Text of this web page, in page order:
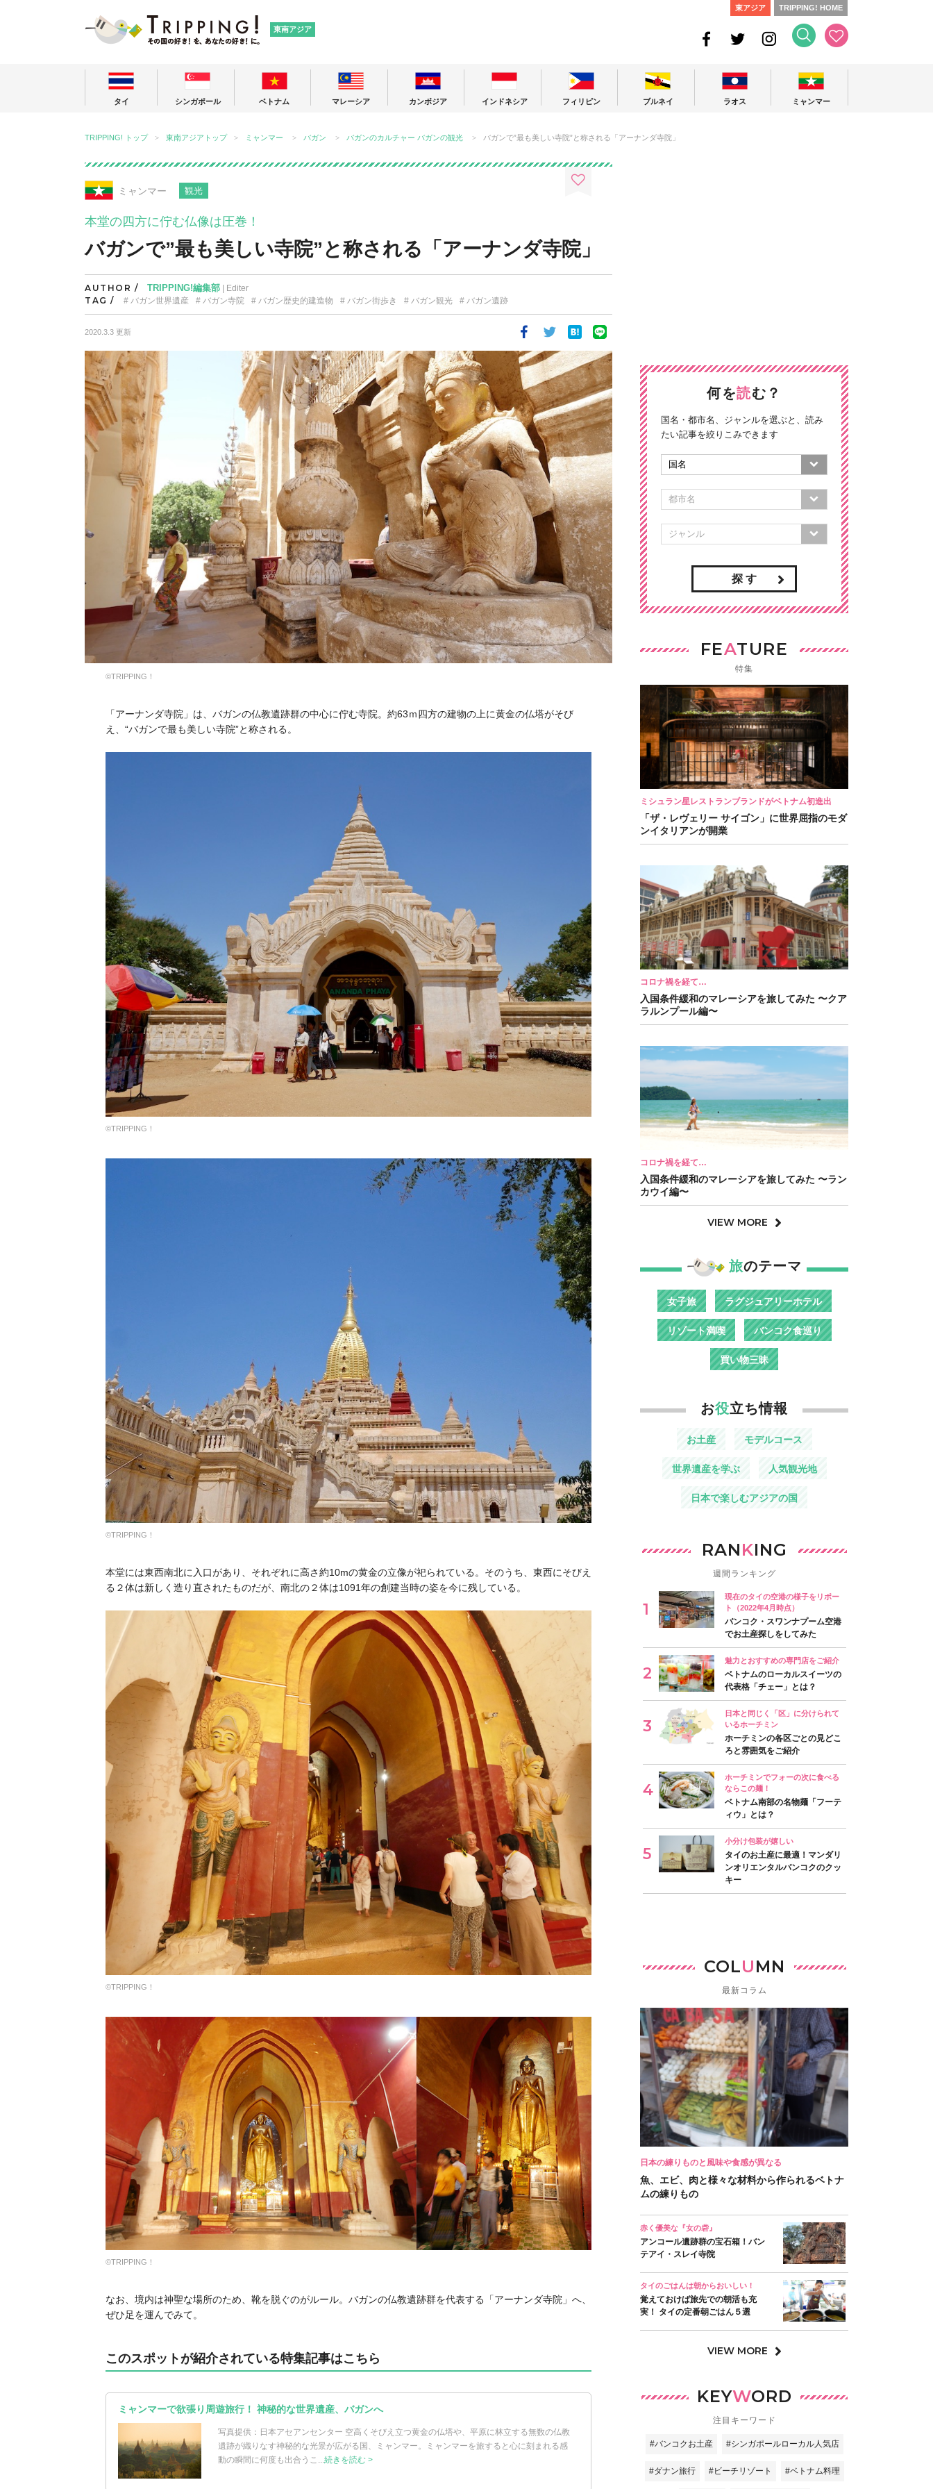
東南アジア
東アジア TRIPPING! HOME
タイ シンガポール ベトナム マレーシア カンボジア インドネシア フィリピン ブルネイ ラオス ミャンマー
TRIPPING! トップ 東南アジアトップ ミャンマー バガン バガンのカルチャー バガンの観光 バガンで”最も美しい寺院”と称される「アーナンダ寺院」
ミャンマー 観光
本堂の四方に佇む仏像は圧巻！
バガンで”最も美しい寺院”と称される「アーナンダ寺院」
AUTHOR / TRIPPING!編集部 | Editer
TAG / バガン世界遺産 バガン寺院 バガン歴史的建造物 バガン街歩き バガン観光 バガン遺跡
2020.3.3 更新
©︎TRIPPING！
「アーナンダ寺院」は、バガンの仏教遺跡群の中心に佇む寺院。約63ｍ四方の建物の上に黄金の仏塔がそび
え、“バガンで最も美しい寺院”と称される。
©︎TRIPPING！
©︎TRIPPING！
本堂には東西南北に入口があり、それぞれに高さ約10mの黄金の立像が祀られている。そのうち、東西にそびえ
る２体は新しく造り直されたものだが、南北の２体は1091年の創建当時の姿を今に残している。
©︎TRIPPING！
©︎TRIPPING！
なお、境内は神聖な場所のため、靴を脱ぐのがルール。バガンの仏教遺跡群を代表する「アーナンダ寺院」へ、
ぜひ足を運んでみて。
このスポットが紹介されている特集記事はこちら
ミャンマーで欲張り周遊旅行！ 神秘的な世界遺産、バガンへ
写真提供：日本アセアンセンター 空高くそびえ立つ黄金の仏塔や、平原に林立する無数の仏教
遺跡が織りなす神秘的な光景が広がる国、ミャンマー。ミャンマーを旅すると心に刻まれる感
動の瞬間に何度も出合うこ...続きを読む >
何を読む？
国名・都市名、ジャンルを選ぶと、読み
たい記事を絞りこみできます
探 す
FEATURE
特集
ミシュラン星レストランブランドがベトナム初進出
「ザ・レヴェリー サイゴン」に世界屈指のモダ
ンイタリアンが開業
コロナ禍を経て…
入国条件緩和のマレーシアを旅してみた 〜クア
ラルンプール編〜
コロナ禍を経て…
入国条件緩和のマレーシアを旅してみた 〜ラン
カウイ編〜
VIEW MORE
旅のテーマ
女子旅 ラグジュアリーホテル
リゾート満喫 バンコク食巡り
買い物三昧
お役立ち情報
お土産 モデルコース
世界遺産を学ぶ 人気観光地
日本で楽しむアジアの国
RANKING
週間ランキング
現在のタイの空港の様子をリポー
ト（2022年4月時点）
バンコク・スワンナプーム空港
でお土産探しをしてみた
魅力とおすすめの専門店をご紹介
ベトナムのローカルスイーツの
代表格「チェー」とは？
日本と同じく「区」に分けられて
いるホーチミン
ホーチミンの各区ごとの見どこ
ろと雰囲気をご紹介
ホーチミンでフォーの次に食べる
ならこの麺！
ベトナム南部の名物麺「フーテ
ィウ」とは？
小分け包装が嬉しい
タイのお土産に最適！マンダリ
ンオリエンタルバンコクのクッ
キー
COLUMN
最新コラム
日本の練りものと風味や食感が異なる
魚、エビ、肉と様々な材料から作られるベトナ
ムの練りもの
赤く優美な『女の砦』
アンコール遺跡群の宝石箱！バン
テアイ・スレイ寺院
タイのごはんは朝からおいしい！
覚えておけば旅先での朝活も充
実！ タイの定番朝ごはん５選
VIEW MORE
KEYWORD
注目キーワード
#バンコクお土産 #シンガポールローカル人気店
#ダナン旅行 #ビーチリゾート #ベトナム料理